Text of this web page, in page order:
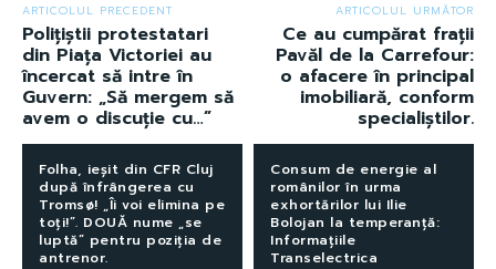
ARTICOLUL PRECEDENT
Polițiștii protestatari
din Piața Victoriei au
încercat să intre în
Guvern: „Să mergem să
avem o discuție cu…”
ARTICOLUL URMĂTOR
Ce au cumpărat frații
Pavăl de la Carrefour:
o afacere în principal
imobiliară, conform
specialiștilor.
Folha, ieșit din CFR Cluj
după înfrângerea cu
Tromsø! „Îi voi elimina pe
toți!”. DOUĂ nume „se
luptă” pentru poziția de
antrenor.
Consum de energie al
românilor în urma
exhortărilor lui Ilie
Bolojan la temperanță:
Informațiile
Transelectrica